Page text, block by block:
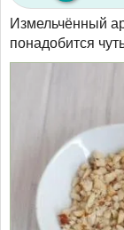
Измельчённый
понадобится